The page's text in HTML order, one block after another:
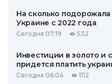
На сколько
Украине с 2022 года
Сегодня 07:19 532
Инвестиции в золото и
придется платить
Сегодня 06:04 1112